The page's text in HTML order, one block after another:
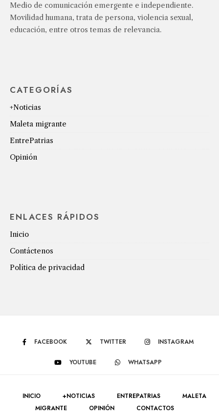
Medio de comunicación emergente e independiente.
Movilidad humana, trata de persona, violencia sexual,
educación, entre otros temas de relevancia.
CATEGORÍAS
+Noticias
Maleta migrante
EntrePatrias
Opinión
ENLACES RÁPIDOS
Inicio
Contáctenos
Política de privacidad
FACEBOOK TWITTER INSTAGRAM
YOUTUBE WHATSAPP
INICIO +NOTICIAS ENTREPATRIAS
MALETA
MIGRANTE
OPINIÓN CONTACTOS